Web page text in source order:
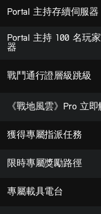
Portal 主持存續伺服器
Portal 主持 100 名玩
器
戰鬥通行證層級跳級
《戰地風雲》Pro 立即
獲得專屬指派任務
限時專屬獎勵路徑
專屬載具電台